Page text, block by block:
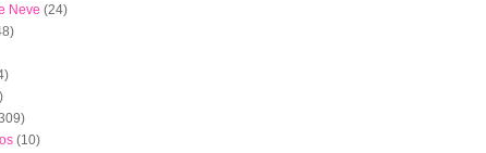
Neve (24)
(10)